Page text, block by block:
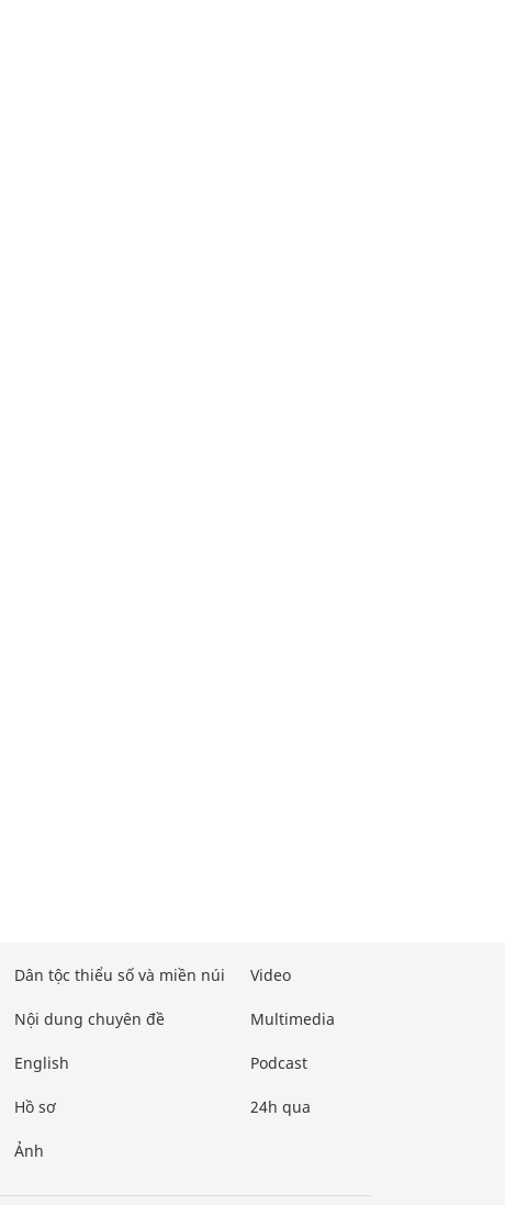
Dân tộc thiểu số và miền núi
Nội dung chuyên đề
English
Hồ sơ
Ảnh
Video
Multimedia
Podcast
24h qua